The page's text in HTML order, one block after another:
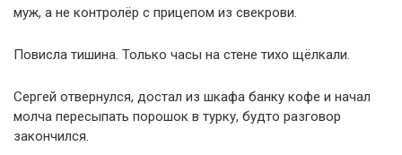
муж, а не контролёр с прицепом из свекрови.
Повисла тишина. Только часы на стене тихо щёлкали.
Сергей отвернулся, достал из шкафа банку кофе и начал
молча пересыпать порошок в турку, будто разговор
закончился.